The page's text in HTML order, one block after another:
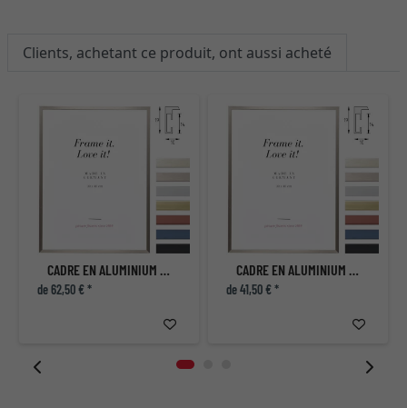
Clients, achetant ce produit, ont aussi acheté
CADRE EN ALUMINIUM ECON PLAT
de 62,50 € *
CADRE EN ALUMINIUM ECON PLAT
de 41,50 € *